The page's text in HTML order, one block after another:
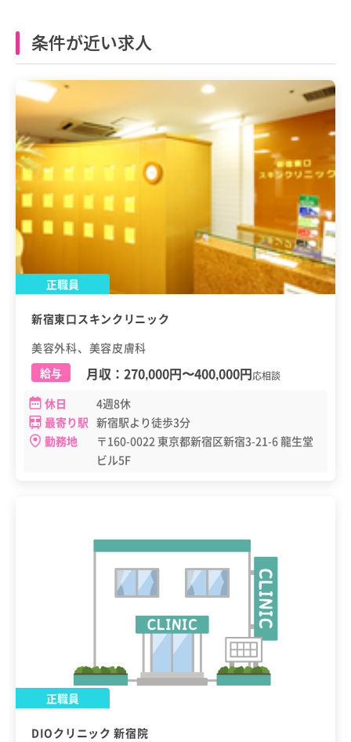
条件が近い求人
正職員
新宿東口スキンクリニック
美容外科、美容皮膚科
給与
月収： 270,000円〜400,000円応相談
休日
4週8休
最寄り駅 新宿駅より徒歩3分
勤務地
〒160-0022 東京都新宿区新宿3-21-6 龍生堂
ビル5F
正職員
DIOクリニック 新宿院